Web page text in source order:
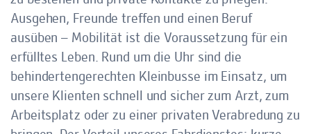
Ausgehen, Freunde treffen und einen Beruf
ausüben – Mobilität ist die Voraussetzung für ein
erfülltes Leben. Rund um die Uhr sind die
behindertengerechten Kleinbusse im Einsatz, um
unsere Klienten schnell und sicher zum Arzt, zum
Arbeitsplatz oder zu einer privaten Verabredung zu